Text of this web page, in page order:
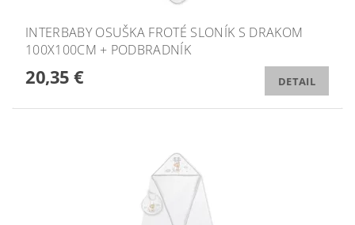
INTERBABY OSUŠKA FROTÉ SLONÍK S DRAKOM
100X100CM + PODBRADNÍK
20,35 € DETAIL